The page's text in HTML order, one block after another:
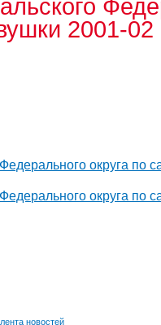
2001-02
округа по
округа по
новостей